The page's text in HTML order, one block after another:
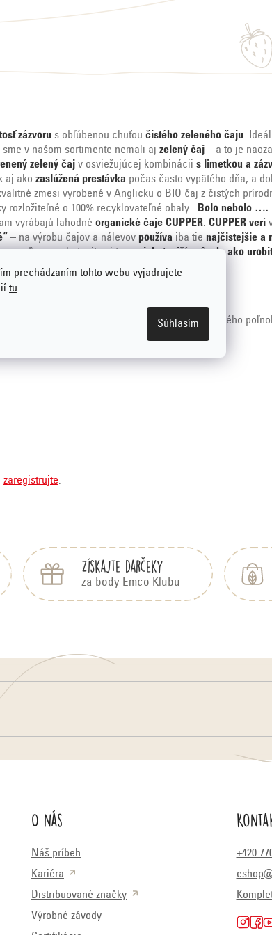
prechádzaním tohto webu vyjadrujete
tu.
Súhlasím
zázvoru s obľúbenou chuťou čistého zeleného čaju.
sme v našom sortimente nemali aj zelený čaj – a to je
zelený čaj v osviežujúcej kombinácii s limetkou a
aj ako zaslúžená prestávka počas často vypätého dňa, a
zmesi vyrobené v Anglicku o BIO čaj z čistých
rozložiteľné o 100% recyklovateľné obaly
Bolo nebolo ….
vyrábajú lahodné organické čaje CUPPER. CUPPER verí
– na výrobu čajov a nálevov používa iba tie najčistejšie a
usaďte a vychutnajte si tennajchutnejší spôsob, ako
%, prírodná zázvorová aróma 2 %. *z ekologického
zaregistrujte.
Získajte darčeky
za body Emco Klubu
O nás
Náš príbeh
Kariéra
Distribuované značky
Výrobné závody
+420